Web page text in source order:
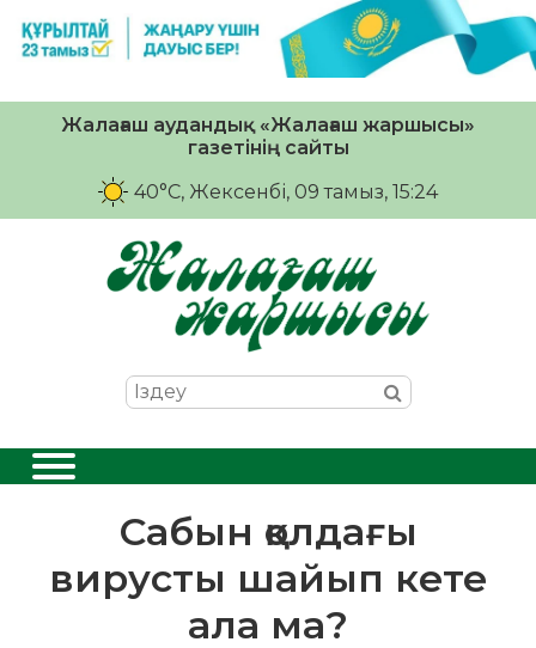
Жалағаш аудандық «Жалағаш жаршысы»
газетінің сайты
40°C, Жексенбі, 09 тамыз, 15:24
Сабын қолдағы
вирусты шайып кете
ала ма?